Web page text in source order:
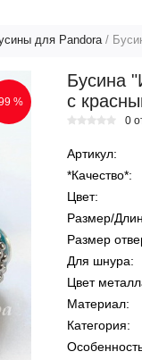
для Pandora/
%
Бусина
с
0
Артикул:
*Качество*:
Цвет:
Размер/
Размер
Для шнура:
Цвет
Материал:
Категория: